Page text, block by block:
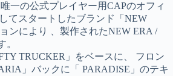
一の公式プレイヤー用CAPのオフィ
てスタートしたブランド「NEW
ンにより 、製作されたNEW ERA /
。
TRUCKER」をベースに、 フロン
」バックに「 PARADISE」のテキ